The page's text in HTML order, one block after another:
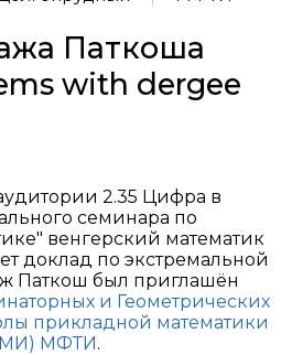
Паткоша
with dergee
2.35 Цифра в
семинара по
венгерский математик
доклад по экстремальной
Паткош был приглашён
и Геометрических
прикладной математики
МФТИ.